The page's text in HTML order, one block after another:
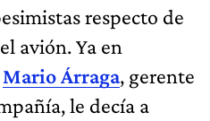
respecto de
avión. Ya en
Mario Árraga, gerente
le decía a